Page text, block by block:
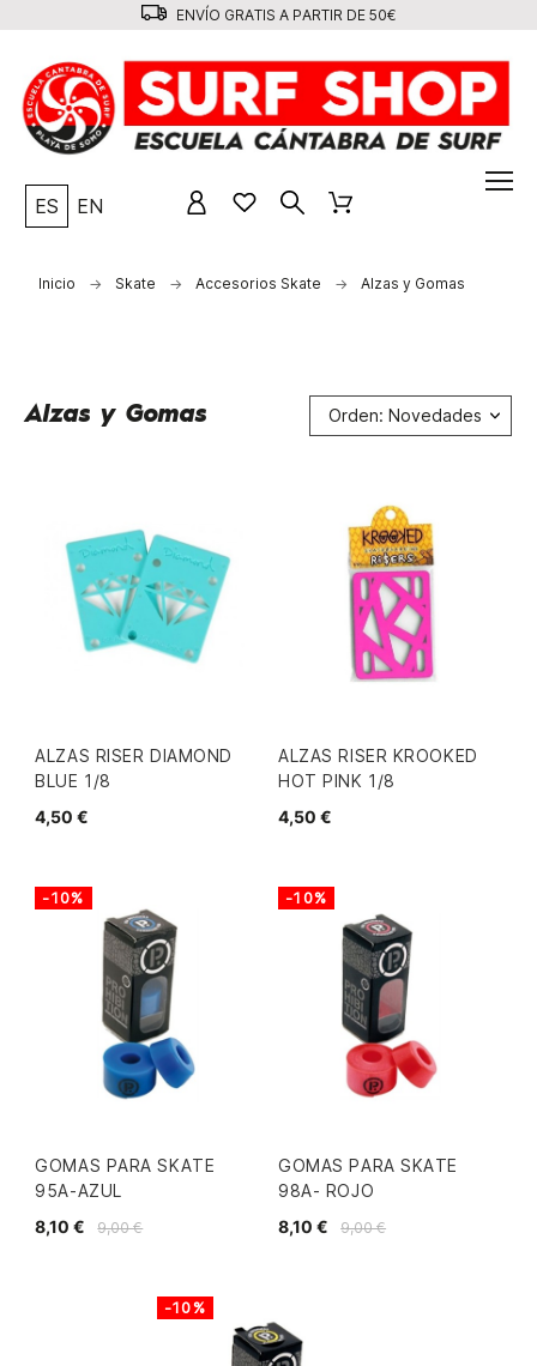
ENVÍO GRATIS A PARTIR DE 50€
ES EN
Inicio Skate Accesorios Skate Alzas y Gomas
Alzas y Gomas Orden: Novedades
ALZAS RISER DIAMOND
BLUE 1/8
4,50 €
ALZAS RISER KROOKED
HOT PINK 1/8
4,50 €
GOMAS PARA SKATE
95A-AZUL
9,00 €
8,10 €
-10%
GOMAS PARA SKATE
98A- ROJO
9,00 €
8,10 €
-10%
-10%